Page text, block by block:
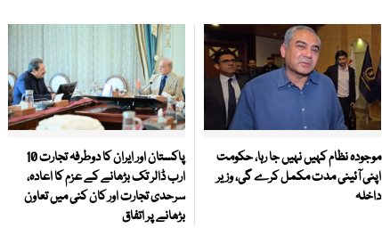
موجودہ نظام کہیں نہیں جا رہا، حکومت
اپنی آئینی مدت مکمل کرے گی، وزیر
داخلہ
پاکستان اور ایران کا دوطرفہ تجارت 10
ارب ڈالر تک بڑھانے کے عزم کا اعادہ،
سرحدی تجارت اور کان کنی میں تعاون
بڑھانے پر اتفاق